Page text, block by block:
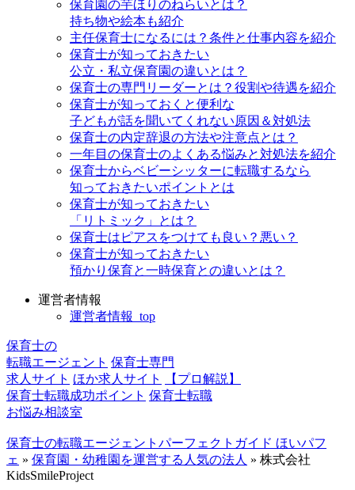
保育園の芋ほりのねらいとは？
持ち物や絵本も紹介
主任保育士になるには？条件と仕事内容を紹介
保育士が知っておきたい
公立・私立保育園の違いとは？
保育士の専門リーダーとは？役割や待遇を紹介
保育士が知っておくと便利な
子どもが話を聞いてくれない原因＆対処法
保育士の内定辞退の方法や注意点とは？
一年目の保育士のよくある悩みと対処法を紹介
保育士からベビーシッターに転職するなら
知っておきたいポイントとは
保育士が知っておきたい
「リトミック」とは？
保育士はピアスをつけても良い？悪い？
保育士が知っておきたい
預かり保育と一時保育との違いとは？
運営者情報
運営者情報_top
保育士の
転職エージェント 保育士専門
求人サイト ほか求人サイト
【プロ解説】
保育士転職成功ポイント 保育士転職
お悩み相談室
保育士の転職エージェントパーフェクトガイド ほいパフ
ェ » 保育園・幼稚園を運営する人気の法人 » 株式会社
KidsSmileProject